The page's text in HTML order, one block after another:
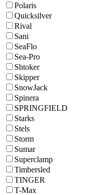
Polaris
Quicksilver
Rival
Sani
SeaFlo
Sea-Pro
Shtoker
Skipper
SnowJack
Spinera
SPRINGFIELD
Starks
Stels
Storm
Sumar
Superclamp
Timbersled
TINGER
T-Max